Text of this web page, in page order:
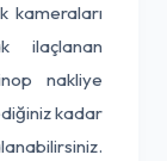
kameraları
ilaçlanan
nakliye
kadar